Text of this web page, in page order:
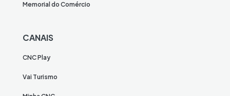
Memorial do Comércio
CANAIS
CNC Play
Vai Turismo